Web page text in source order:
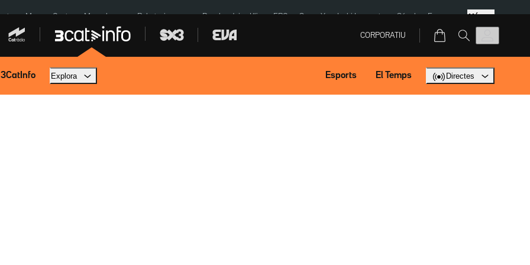
Menors Ceuta Mercabarna Robatoris coure Bombardejos Kíiv ERC SpaceX Isaki Lacuesta Sánchez Europa Més
CORPORATIU
3CatInfo Explora Esports El Temps Directes